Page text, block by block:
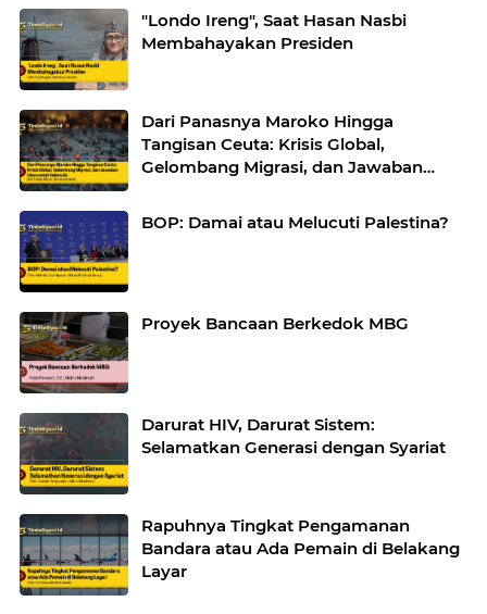
"Londo Ireng", Saat Hasan Nasbi
Membahayakan Presiden
Dari Panasnya Maroko Hingga
Tangisan Ceuta: Krisis Global,
Gelombang Migrasi, dan Jawaban
BOP: Damai atau Melucuti Palestina?
Proyek Bancaan Berkedok MBG
Darurat HIV, Darurat Sistem:
Selamatkan Generasi dengan Syariat
Rapuhnya Tingkat Pengamanan
Bandara atau Ada Pemain di Belakang
Layar